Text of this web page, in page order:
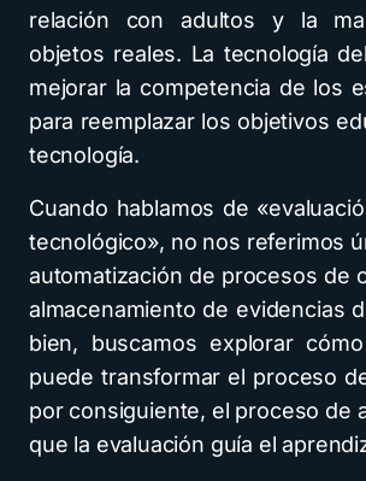
relación con adultos y la
objetos reales. La tecnología
mejorar la competencia de los
para reemplazar los objetivos
tecnología.
Cuando hablamos de
tecnológico», no nos referimos
automatización de procesos de
almacenamiento de evidencias
bien, buscamos explorar
puede transformar el proceso
por consiguiente, el proceso de
que la evaluación guía el